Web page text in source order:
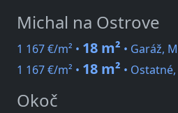
Michal na Ostrove
1 167 €/m² • 18 m² • Garáž,
1 167 €/m² • 18 m² •
Okoč